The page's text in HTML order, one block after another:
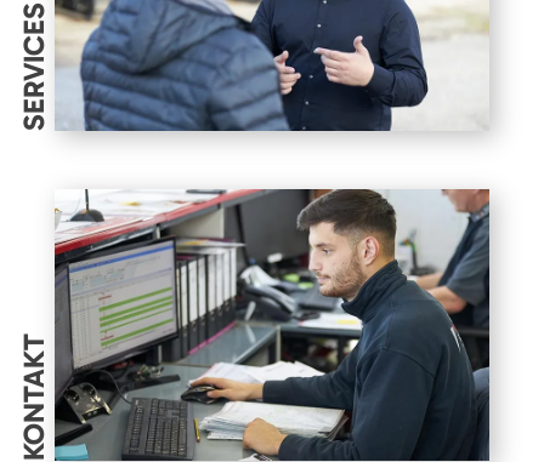
SERVICES
KONTAKT